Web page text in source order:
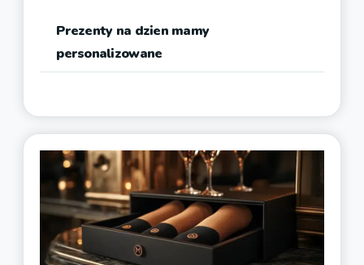
Prezenty na dzien mamy
personalizowane